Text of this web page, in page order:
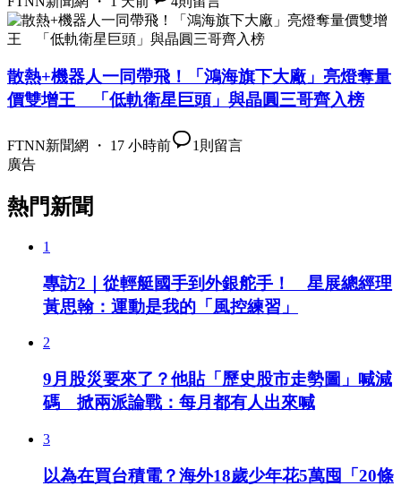
散熱+機器人一同帶飛！「鴻海旗下大廠」亮燈奪量
價雙增王 「低軌衛星巨頭」與晶圓三哥齊入榜
FTNN新聞網 ・ 17 小時前 1 則留言
廣告
熱門新聞
1
專訪2｜從輕艇國手到外銀舵手！ 星展總經理
黃思翰：運動是我的「風控練習」
2
9月股災要來了？他貼「歷史股市走勢圖」喊減
碼 掀兩派論戰：每月都有人出來喊
3
以為在買台積電？海外18歲少年花5萬囤「20條